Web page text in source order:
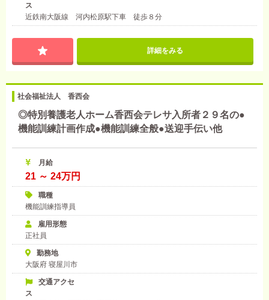
ス
近鉄南大阪線 河内松原駅下車 徒歩８分
詳細をみる
社会福祉法人 香西会
◎特別養護老人ホーム香西会テレサ入所者２９名の●
機能訓練計画作成●機能訓練全般●送迎手伝い他
月給
21 ～ 24万円
職種
機能訓練指導員
雇用形態
正社員
勤務地
大阪府 寝屋川市
交通アクセ
ス